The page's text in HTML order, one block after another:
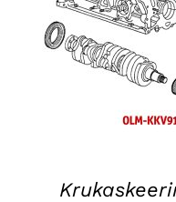
TOEVOEGEN AAN
/